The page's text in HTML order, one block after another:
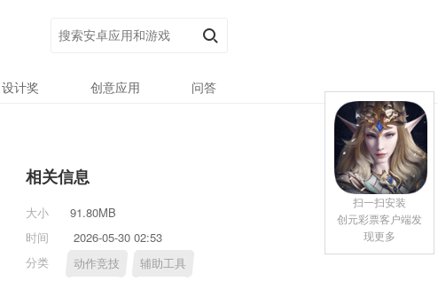
设计奖 创意应用 问答
相关信息
大小
91.80MB
时间
2026-05-30 02:53
分类
动作竞技 辅助工具
扫一扫安装
创元彩票客户端发
现更多